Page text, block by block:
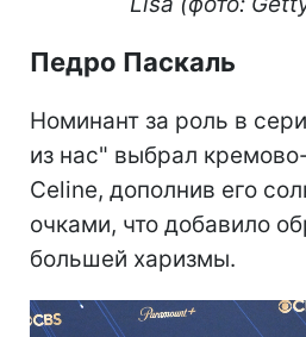
Педро Паскаль
Номинант за роль в
из нас" выбрал
Celine, дополнив его
очками, что добавило
большей харизмы.